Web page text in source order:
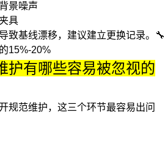
景噪声
具
致基线漂移，建议建立更换记录。🔧
15%-20%
护有哪些容易被忽视的
规范维护，这三个环节最容易出问